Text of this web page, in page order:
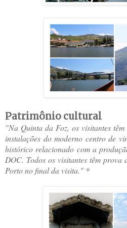
Patrimônio cultural
"Na Quinta da Foz, os visitantes
instalações do moderno centro de
histórico relacionado com a
DOC. Todos os visitantes têm
Porto no final da visita." *